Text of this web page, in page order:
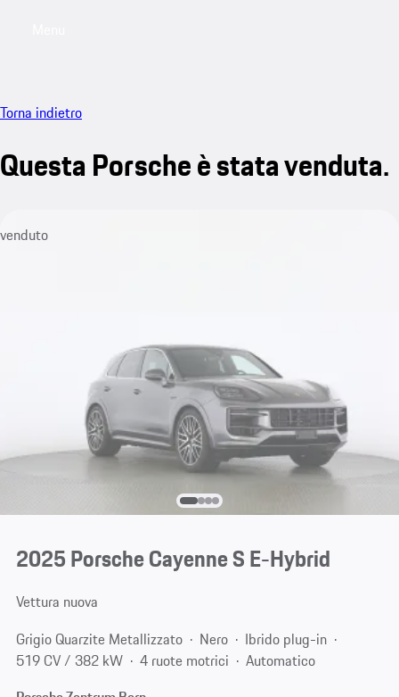
Torna indietro
Questa Porsche è stata venduta.
venduto
2025 Porsche Cayenne S E-Hybrid
Vettura nuova
Grigio Quarzite Metallizzato
Nero
Ibrido plug-in
519 CV / 382 kW
4 ruote motrici
Automatico